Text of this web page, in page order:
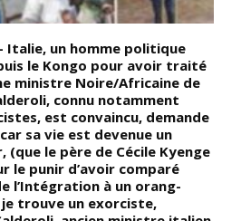
Italie, un homme politique
le Kongo pour avoir traité
ministre Noire/Africaine de
connu notamment
est convaincu, demande
sa vie est devenue un
(que le père de Cécile Kyenge
le punir d’avoir comparé
l’Intégration à un orang-
trouve un exorciste,